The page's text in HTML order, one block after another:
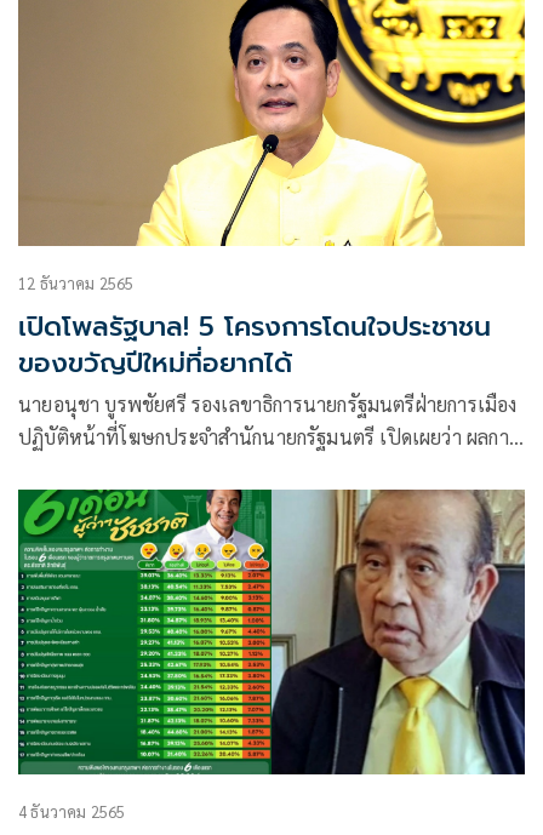
12 ธันวาคม 2565
เปิดโพลรัฐบาล! 5 โครงการโดนใจประชาชน
ของขวัญปีใหม่ที่อยากได้
นายอนุชา บูรพชัยศรี รองเลขาธิการนายกรัฐมนตรีฝ่ายการเมือง
ปฏิบัติหน้าที่โฆษกประจำสำนักนายกรัฐมนตรี เปิดเผยว่า ผลการ
และสังคม
4 ธันวาคม 2565